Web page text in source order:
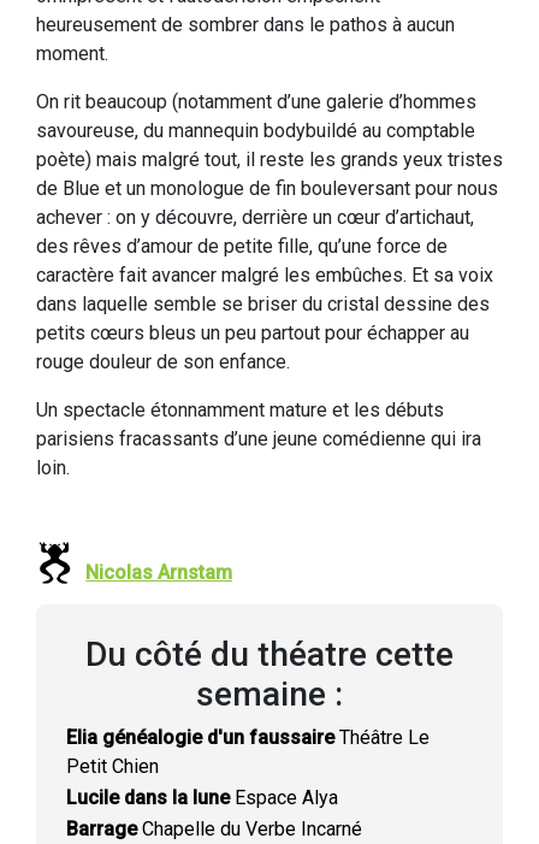
heureusement de sombrer dans le pathos à aucun
moment.
On rit beaucoup (notamment d’une galerie d’hommes
savoureuse, du mannequin bodybuildé au comptable
poète) mais malgré tout, il reste les grands yeux tristes
de Blue et un monologue de fin bouleversant pour nous
achever : on y découvre, derrière un cœur d’artichaut,
des rêves d’amour de petite fille, qu’une force de
caractère fait avancer malgré les embûches. Et sa voix
dans laquelle semble se briser du cristal dessine des
petits cœurs bleus un peu partout pour échapper au
rouge douleur de son enfance.
Un spectacle étonnamment mature et les débuts
parisiens fracassants d’une jeune comédienne qui ira
loin.
Nicolas Arnstam
Du côté du théatre cette
semaine :
Elia généalogie d'un faussaireThéâtre Le
Petit Chien
Lucile dans la luneEspace Alya
BarrageChapelle du Verbe Incarné